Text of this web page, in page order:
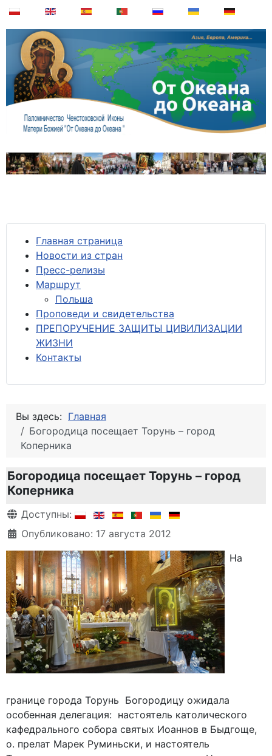
Главная страница
Новости из стран
Пресс-релизы
Маршрут
Польша
Проповеди и свидетельства
ПРЕПОРУЧЕНИЕ ЗАЩИТЫ ЦИВИЛИЗАЦИИ
ЖИЗНИ
Контакты
Вы здесь: Главная
Богородица посещает Торунь – город
Коперника
Богородица посещает Торунь – город
Коперника
Информация о материале
Доступны:
Опубликовано: 17 августа 2012
На
границе города Торунь Богородицу ожидала
особенная делегация: настоятель католического
кафедрального собора святых Иоаннов в Быдгоще,
о. прелат Марек Руминьски, и настоятель